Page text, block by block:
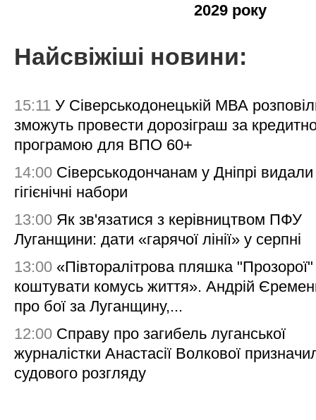
2029 року
Найсвіжіші новини:
15:11 У Сіверськодонецькій МВА
зможуть провести дорозіграш за
програмою для ВПО 60+
14:00 Сіверськодончанам у Дніпрі видали
гігієнічні набори
13:00 Як зв'язатися з керівництвом ПФУ
Луганщини: дати «гарячої лінії» у серпні
13:00 «Півторалітрова пляшка
коштувати комусь життя». Андрій
про бої за Луганщину,...
12:00 Справу про загибель луганської
журналістки Анастасії Волкової
судового розгляду